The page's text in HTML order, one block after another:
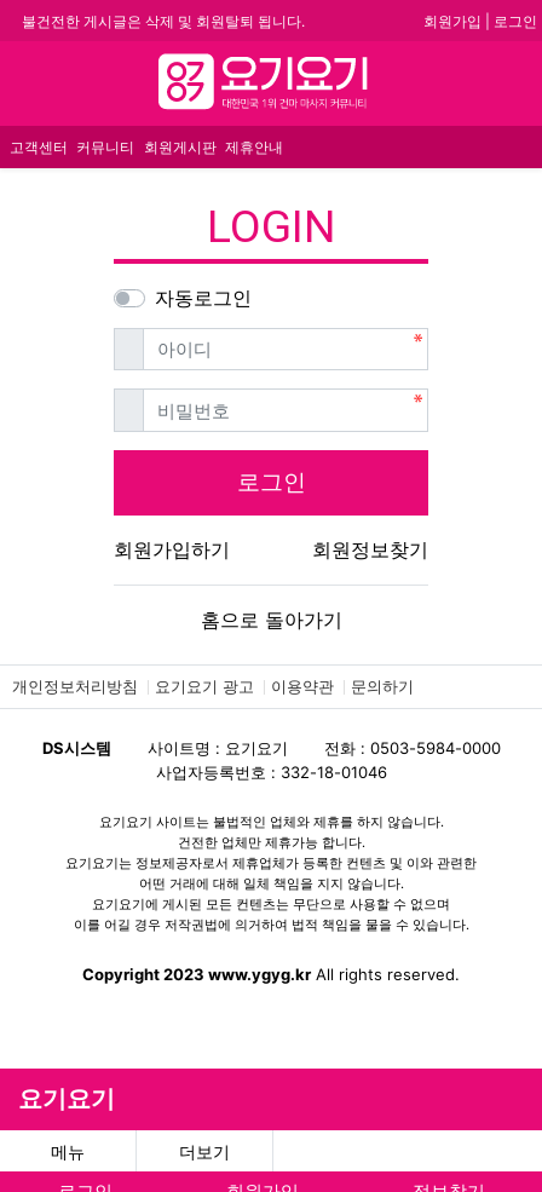
불건전한 게시글은 삭제 및 회원탈퇴 됩니다.
합법적이고 건전한 업체와 광고를 제휴합니다.
★요기요기 설 연휴 휴무 안내★
★ 요기요기 업체회원 안내사항 ★
회원가입 로그인
고객센터 커뮤니티 회원게시판 제휴안내
LOGIN
자동로그인
아이디필수
비밀번호필수
로그인
회원가입하기 회원정보찾기
홈으로 돌아가기
개인정보처리방침 요기요기 광고 이용약관 문의하기
DS시스템 사이트명 : 요기요기
전화 : 0503-5984-0000
사업자등록번호 : 332-18-01046
요기요기 사이트는 불법적인 업체와 제휴를 하지 않습니다.
건전한 업체만 제휴가능 합니다.
요기요기는 정보제공자로서 제휴업체가 등록한 컨텐츠 및 이와 관련한
어떤 거래에 대해 일체 책임을 지지 않습니다.
요기요기에 게시된 모든 컨텐츠는 무단으로 사용할 수 없으며
이를 어길 경우 저작권법에 의거하여 법적 책임을 물을 수 있습니다.
Copyright 2023 www.ygyg.kr All rights reserved.
요기요기
메뉴 더보기